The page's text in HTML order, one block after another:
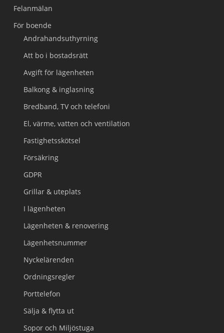
Felanmälan
För boende
Andrahandsuthyrning
Att bo i bostadsrätt
Avgift för lägenheten
Balkong & inglasning
Bredband, TV och telefoni
El, värme, vatten och ventilation
Fastighetsskötsel
Försäkring
GDPR
Grillar & uteplats
I lägenheten
Lägenheten & renovering
Lägenhetsnummer
Nyckelärenden
Ordningsregler
Porttelefon
Sälja & flytta ut
Sopor och Miljöstuga